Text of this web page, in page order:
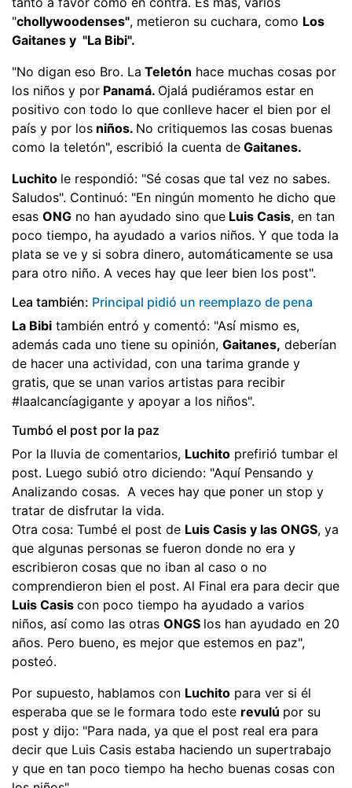
"chollywoodenses", metieron su cuchara, como Los
Gaitanes y "La Bibi".
"No digan eso Bro. La Teletón hace muchas cosas por
los niños y por Panamá. Ojalá pudiéramos estar en
positivo con todo lo que conlleve hacer el bien por el
país y por los niños. No critiquemos las cosas buenas
como la teletón", escribió la cuenta de Gaitanes.
Luchito le respondió: "Sé cosas que tal vez no sabes.
Saludos". Continuó: "En ningún momento he dicho que
esas ONG no han ayudado sino que Luis Casis, en tan
poco tiempo, ha ayudado a varios niños. Y que toda la
plata se ve y si sobra dinero, automáticamente se usa
para otro niño. A veces hay que leer bien los post".
Lea también: Principal pidió un reemplazo de pena
La Bibi también entró y comentó: "Así mismo es,
además cada uno tiene su opinión, Gaitanes, deberían
de hacer una actividad, con una tarima grande y
gratis, que se unan varios artistas para recibir
#laalcancíagigante y apoyar a los niños".
Tumbó el post por la paz
Por la lluvia de comentarios, Luchito prefirió tumbar el
post. Luego subió otro diciendo: "Aquí Pensando y
Analizando cosas. A veces hay que poner un stop y
tratar de disfrutar la vida.
Otra cosa: Tumbé el post de Luis Casis y las ONGS, ya
que algunas personas se fueron donde no era y
escribieron cosas que no iban al caso o no
comprendieron bien el post. Al Final era para decir que
Luis Casis con poco tiempo ha ayudado a varios
niños, así como las otras ONGS los han ayudado en 20
años. Pero bueno, es mejor que estemos en paz",
posteó.
Por supuesto, hablamos con Luchito para ver si él
esperaba que se le formara todo este revulú por su
post y dijo: "Para nada, ya que el post real era para
decir que Luis Casis estaba haciendo un supertrabajo
y que en tan poco tiempo ha hecho buenas cosas con